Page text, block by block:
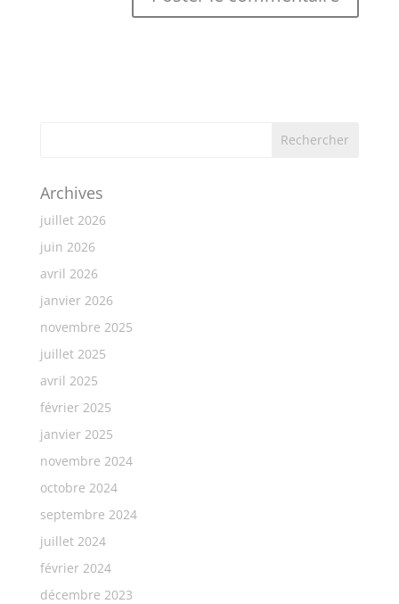
Archives
juillet 2026
juin 2026
avril 2026
janvier 2026
novembre 2025
juillet 2025
avril 2025
février 2025
janvier 2025
novembre 2024
octobre 2024
septembre 2024
juillet 2024
février 2024
décembre 2023